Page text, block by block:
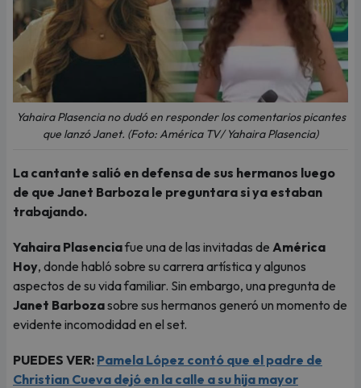
Yahaira Plasencia no dudó en responder los comentarios picantes
que lanzó Janet. (Foto: América TV/ Yahaira Plasencia)
La cantante salió en defensa de sus hermanos luego
de que Janet Barboza le preguntara si ya estaban
trabajando.
Yahaira Plasenciafue una de las invitadas de América
Hoy, donde habló sobre su carrera artística y algunos
aspectos de su vida familiar. Sin embargo, una pregunta de
Janet Barbozasobre sus hermanos generó un momento de
evidente incomodidad en el set.
PUEDES VER: Pamela López contó que el padre de
Christian Cueva dejó en la calle a su hija mayor